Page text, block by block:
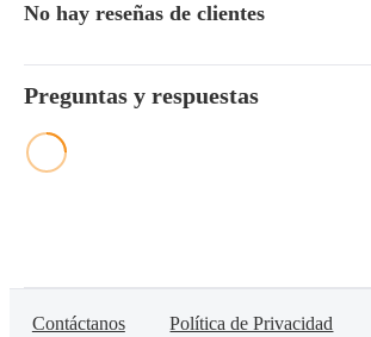
No hay reseñas de clientes
Preguntas y respuestas
Contáctanos Política de Privacidad